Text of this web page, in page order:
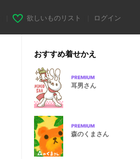
欲しいものリスト ログイン
おすすめ着せかえ
耳男さん
森のくまさん